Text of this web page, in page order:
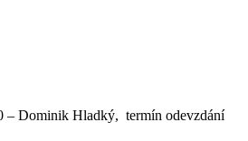
– Dominik Hladký, termín odevzdání